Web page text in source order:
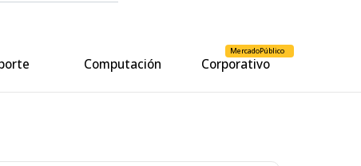
Computación Corporativo
MercadoPúblico